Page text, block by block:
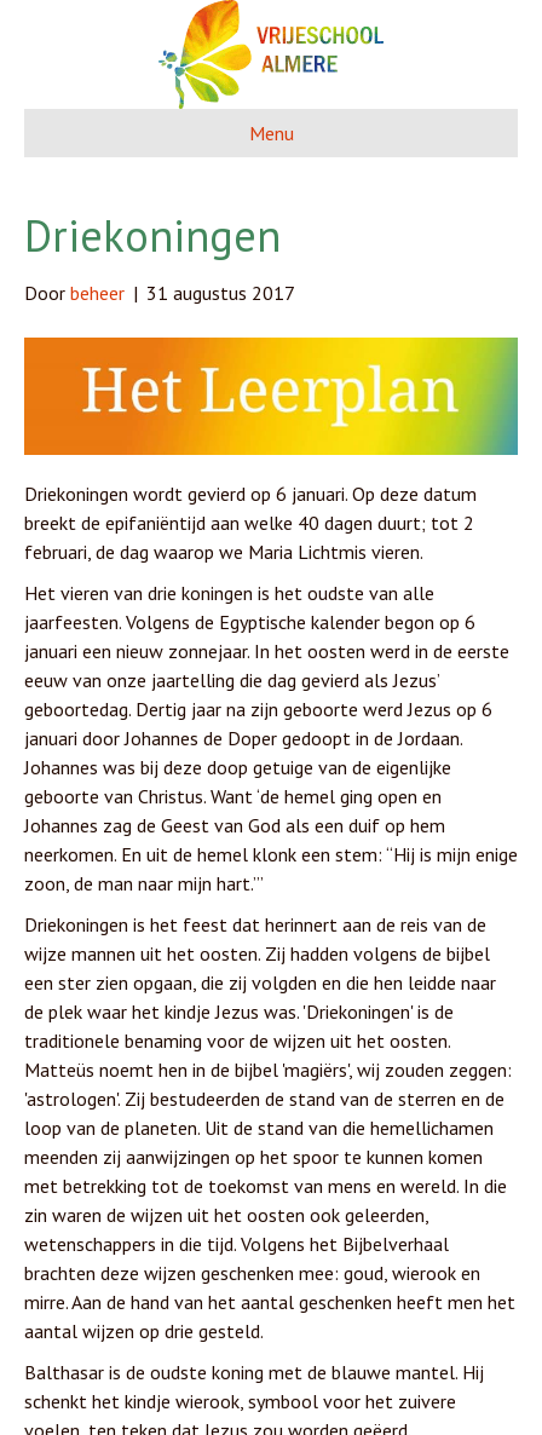
Menu
Driekoningen
Door beheer | 31 augustus 2017
Driekoningen wordt gevierd op 6 januari. Op deze datum
breekt de epifaniëntijd aan welke 40 dagen duurt; tot 2
februari, de dag waarop we Maria Lichtmis vieren.
Het vieren van drie koningen is het oudste van alle
jaarfeesten. Volgens de Egyptische kalender begon op 6
januari een nieuw zonnejaar. In het oosten werd in de eerste
eeuw van onze jaartelling die dag gevierd als Jezus’
geboortedag. Dertig jaar na zijn geboorte werd Jezus op 6
januari door Johannes de Doper gedoopt in de Jordaan.
Johannes was bij deze doop getuige van de eigenlijke
geboorte van Christus. Want ‘de hemel ging open en
Johannes zag de Geest van God als een duif op hem
neerkomen. En uit de hemel klonk een stem: “Hij is mijn enige
zoon, de man naar mijn hart.”’
Driekoningen is het feest dat herinnert aan de reis van de
wijze mannen uit het oosten. Zij hadden volgens de bijbel
een ster zien opgaan, die zij volgden en die hen leidde naar
de plek waar het kindje Jezus was. 'Driekoningen' is de
traditionele benaming voor de wijzen uit het oosten.
Matteüs noemt hen in de bijbel 'magiërs', wij zouden zeggen:
'astrologen'. Zij bestudeerden de stand van de sterren en de
loop van de planeten. Uit de stand van die hemellichamen
meenden zij aanwijzingen op het spoor te kunnen komen
met betrekking tot de toekomst van mens en wereld. In die
zin waren de wijzen uit het oosten ook geleerden,
wetenschappers in die tijd. Volgens het Bijbelverhaal
brachten deze wijzen geschenken mee: goud, wierook en
mirre. Aan de hand van het aantal geschenken heeft men het
aantal wijzen op drie gesteld.
Balthasar is de oudste koning met de blauwe mantel. Hij
schenkt het kindje wierook, symbool voor het zuivere
voelen, ten teken dat Jezus zou worden geëerd.